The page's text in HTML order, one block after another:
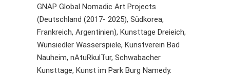
GNAP Global Nomadic Art Projects
(Deutschland (2017- 2025), Südkorea,
Frankreich, Argentinien), Kunsttage Dreieich,
Wunsiedler Wasserspiele, Kunstverein Bad
Nauheim, nAtuRkulTur, Schwabacher
Kunsttage, Kunst im Park Burg Namedy.